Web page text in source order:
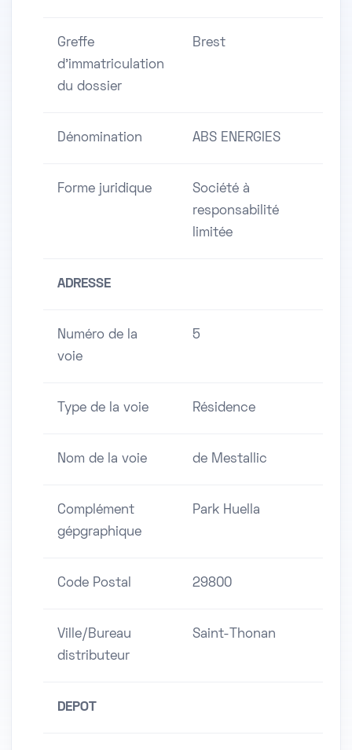
Greffe
d'immatriculation
du dossier
Brest
Dénomination ABS ENERGIES
Forme juridique
Société à
responsabilité
limitée
ADRESSE
Numéro de la
voie
5
Type de la voie Résidence
Nom de la voie de Mestallic
Complément
gépgraphique
Park Huella
Code Postal 29800
Ville/Bureau
distributeur
Saint-Thonan
DEPOT